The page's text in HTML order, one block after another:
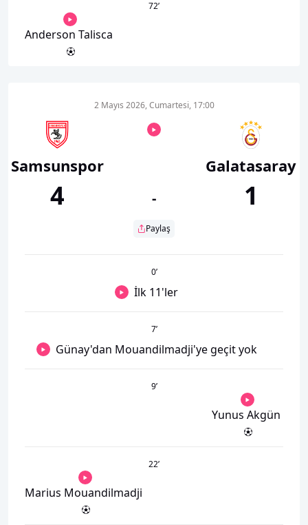
72’
Anderson Talisca
Samsunspor
4
2 Mayıs 2026, Cumartesi, 17:00
-
Paylaş
Galatasaray
1
0’
İlk 11'ler
7’
Günay'dan Mouandilmadji'ye geçit yok
9’
Yunus Akgün
22’
Marius Mouandilmadji